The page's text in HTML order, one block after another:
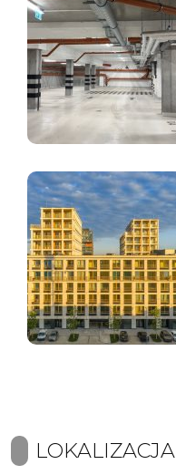
LOKALIZACJA